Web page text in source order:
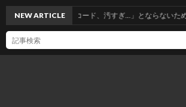
NEW ARTICLE
のPythonコード、汚すぎ…」とならないためのリーダ